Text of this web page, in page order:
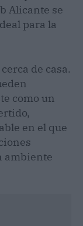
Alicante se
para la
de casa.
como un
en el que
ambiente